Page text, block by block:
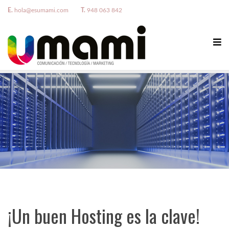
E. hola@esumami.com T. 948 063 842
¡Un buen Hosting es la clave!